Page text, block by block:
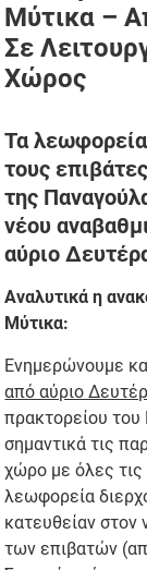
Μύτικα –
Σε
Χώρος
Τα
τους
της
νέου
αύριο
Αναλυτικά η
Μύτικα:
Ενημερώνουμε
από αύριο
πρακτορείου
σημαντικά τις
χώρο με όλες
λεωφορεία
κατευθείαν στον
των επιβατών